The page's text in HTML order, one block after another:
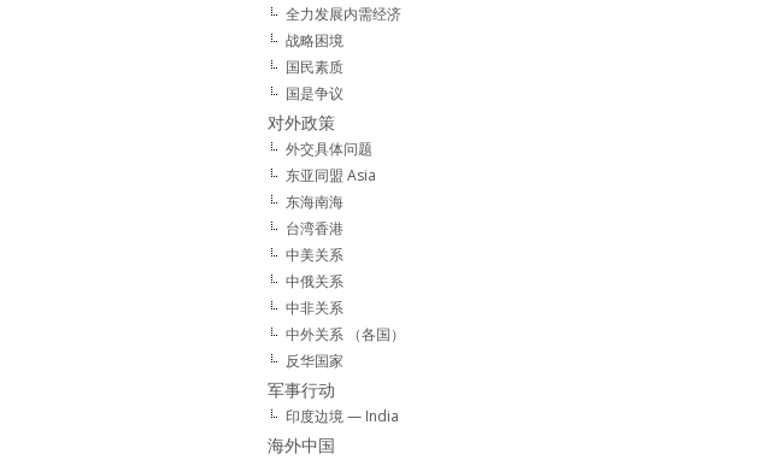
全力发展内需经济
战略困境
国民素质
国是争议
对外政策
外交具体问题
东亚同盟 Asia
东海南海
台湾香港
中美关系
中俄关系
中非关系
中外关系 （各国）
反华国家
军事行动
印度边境 — India
海外中国